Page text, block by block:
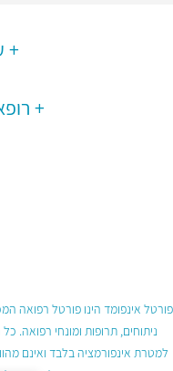
פורטל אינפומד הינו פורטל רפואה
ניתוחים, תרופות ומונחי רפואה.
למטרת אינפורמציה בלבד ואינם